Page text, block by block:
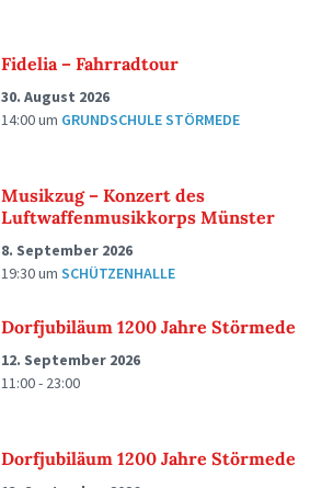
Fidelia – Fahrradtour
30. August 2026
14:00um GRUNDSCHULE STÖRMEDE
Musikzug – Konzert des
Luftwaffenmusikkorps Münster
8. September 2026
19:30um SCHÜTZENHALLE
Dorfjubiläum 1200 Jahre Störmede
12. September 2026
11:00 - 23:00
Dorfjubiläum 1200 Jahre Störmede